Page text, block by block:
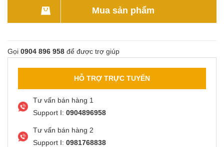
Mua sản phẩm
Gọi 0904 896 958 để được trợ giúp
HỖ TRỢ TRỰC TUYẾN
Tư vấn bán hàng 1
Support I: 0904896958
Tư vấn bán hàng 2
Support I: 0981768838